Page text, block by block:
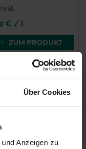
Über Cookies
Anzeigen zu
€ / l
ZUM PRODUKT